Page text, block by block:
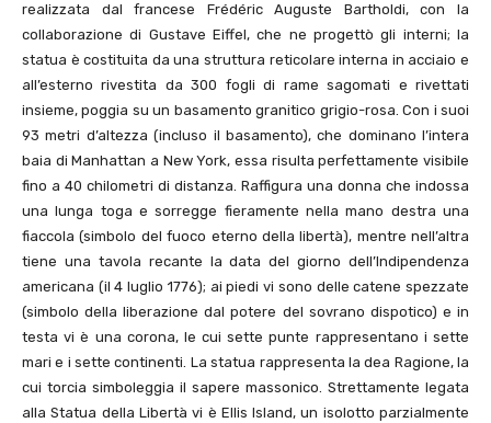
realizzata dal francese Frédéric Auguste Bartholdi, con la
collaborazione di Gustave Eiffel, che ne progettò gli interni; la
statua è costituita da una struttura reticolare interna in acciaio e
all’esterno rivestita da 300 fogli di rame sagomati e rivettati
insieme, poggia su un basamento granitico grigio-rosa. Con i suoi
93 metri d’altezza (incluso il basamento), che dominano l’intera
baia di Manhattan a New York, essa risulta perfettamente visibile
fino a 40 chilometri di distanza. Raffigura una donna che indossa
una lunga toga e sorregge fieramente nella mano destra una
fiaccola (simbolo del fuoco eterno della libertà), mentre nell’altra
tiene una tavola recante la data del giorno dell’Indipendenza
americana (il 4 luglio 1776); ai piedi vi sono delle catene spezzate
(simbolo della liberazione dal potere del sovrano dispotico) e in
testa vi è una corona, le cui sette punte rappresentano i sette
mari e i sette continenti. La statua rappresenta la dea Ragione, la
cui torcia simboleggia il sapere massonico. Strettamente legata
alla Statua della Libertà vi è Ellis Island, un isolotto parzialmente